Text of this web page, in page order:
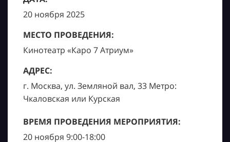
20 ноября 2025
МЕСТО ПРОВЕДЕНИЯ:
Кинотеатр «Каро 7 Атриум»
АДРЕС:
г. Москва, ул. Земляной вал, 33 Метро:
Чкаловская или Курская
ВРЕМЯ ПРОВЕДЕНИЯ МЕРОПРИЯТИЯ:
20 ноября 9:00-18:00